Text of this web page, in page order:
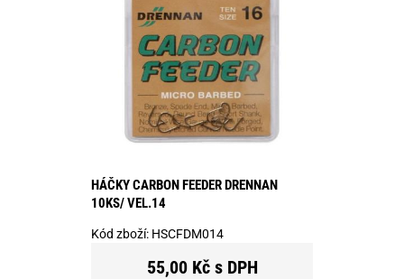
HÁČKY CARBON FEEDER DRENNAN
10KS/ VEL.14
Kód zboží: HSCFDM014
55,00 Kč s DPH